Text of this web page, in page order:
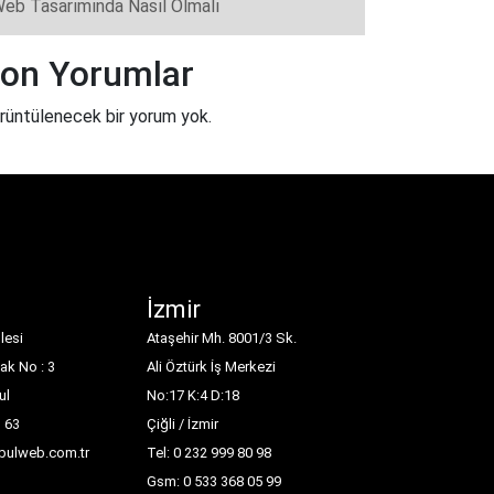
Tasarımında Nasıl Olmalı
Yorumlar
bir yorum yok.
No : 3
63
İzmir
Ataşehir Mh. 8001/3 Sk.
Ali Öztürk İş Merkezi
No:17 K:4 D:18
Çiğli / İzmir
Tel: 0 232 999 80 98
Gsm: 0 533 368 05 99